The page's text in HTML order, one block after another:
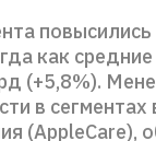
как
(+5,8%).
в
(AppleCare),